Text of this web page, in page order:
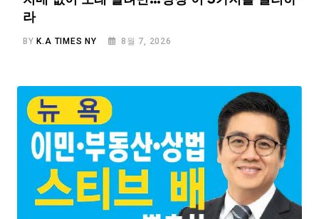
라
BYK.A TIMES NY 8월 7, 2026